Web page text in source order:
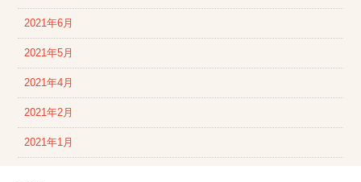
2021年6月
2021年5月
2021年4月
2021年2月
2021年1月